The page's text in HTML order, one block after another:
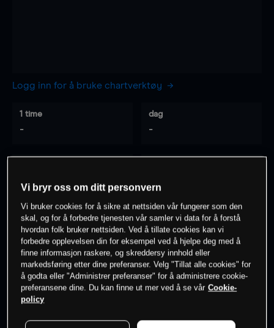
Logg inn for å bruke chartverktøy
1 time
-
dag
-
-
0% av kunder erpå dette instrumentet
Søk om konto
Vi bryr oss om ditt personvern
Vi bruker cookies for å sikre at nettsiden vår fungerer som den
skal, og for å forbedre tjenesten vår samler vi data for å forstå
hvordan folk bruker nettsiden. Ved å tillate cookies kan vi
forbedre opplevelsen din for eksempel ved å hjelpe deg med å
finne informasjon raskere, og skreddersy innhold eller
markedsføring etter dine preferanser. Velg "Tillat alle cookies" for
å godta eller "Administrer preferanser" for å administrere cookie-
preferansene dine. Du kan finne ut mer ved å se vår Cookie-
policy